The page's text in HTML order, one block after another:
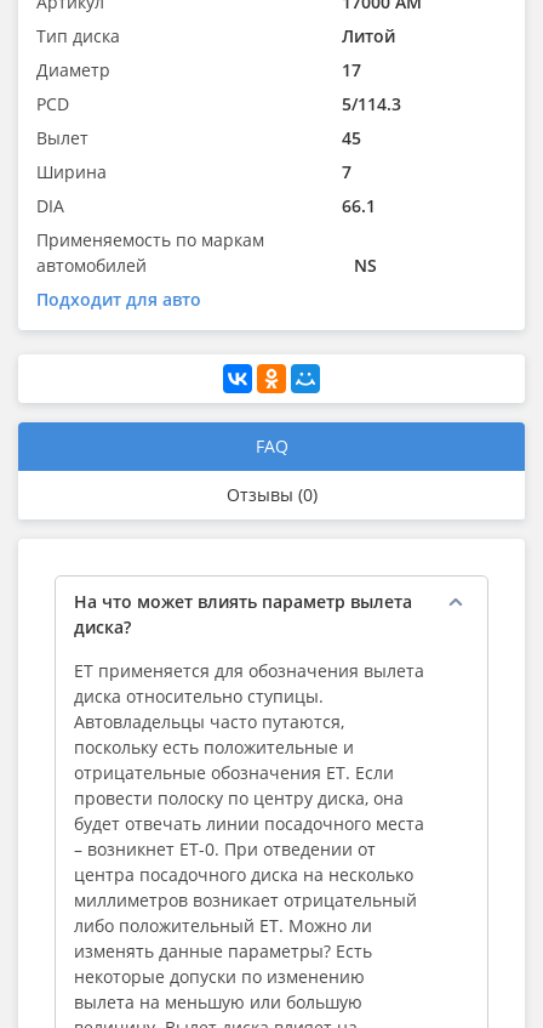
Тип диска
Литой
Диаметр
17
PCD
5/114.3
Вылет
45
Ширина
7
DIA
66.1
Применяемость по маркам
автомобилей
NS
Подходит для авто
FAQ
Отзывы (0)
На что может влиять параметр вылета
диска?
ЕТ применяется для обозначения вылета
диска относительно ступицы.
Автовладельцы часто путаются,
поскольку есть положительные и
отрицательные обозначения ЕТ. Если
провести полоску по центру диска, она
будет отвечать линии посадочного места
– возникнет ЕТ-0. При отведении от
центра посадочного диска на несколько
миллиметров возникает отрицательный
либо положительный ЕТ. Можно ли
изменять данные параметры? Есть
некоторые допуски по изменению
вылета на меньшую или большую